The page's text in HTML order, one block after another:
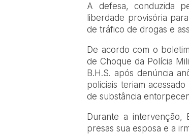
A defesa, conduzida
liberdade provisória
de tráfico de drogas e
De acordo com o
de Choque da Polícia
B.H.S. após denúncia
policiais teriam
de substância
Durante a intervenção,
presas sua esposa e a